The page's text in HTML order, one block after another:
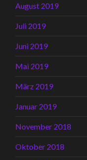
August 2019
Juli 2019
Juni 2019
Mai 2019
März 2019
Januar 2019
November 2018
Oktober 2018